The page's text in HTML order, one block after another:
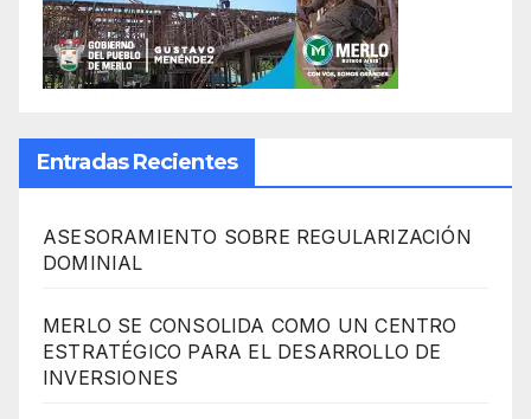
Entradas Recientes
ASESORAMIENTO SOBRE REGULARIZACIÓN
DOMINIAL
MERLO SE CONSOLIDA COMO UN CENTRO
ESTRATÉGICO PARA EL DESARROLLO DE
INVERSIONES